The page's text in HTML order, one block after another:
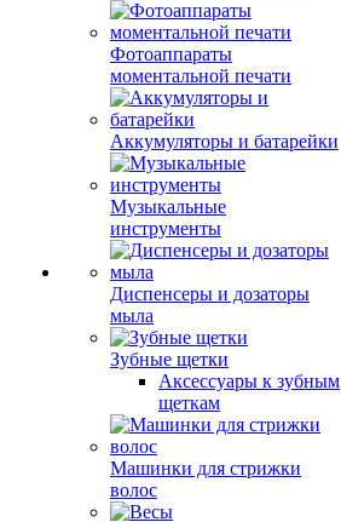
Фотоаппараты
моментальной печати
Аккумуляторы и батарейки
Музыкальные
инструменты
Диспенсеры и дозаторы
мыла
Зубные щетки
Аксессуары к зубным
щеткам
Машинки для стрижки
волос